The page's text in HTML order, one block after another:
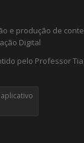
e produção de
Digital
pelo Professor